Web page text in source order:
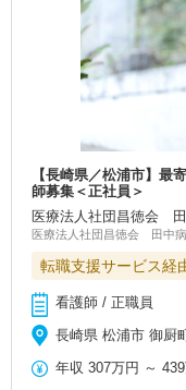
【長崎県／松浦市】最
師募集＜正社員＞
医療法人社団昌徳会
医療法人社団昌徳会 田中
転職支援サービス経
看護師 / 正職員
長崎県 松浦市 御厨
年収 307万円 ～